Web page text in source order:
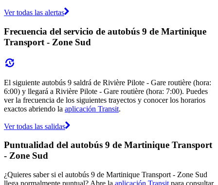
Ver todas las alertas
Frecuencia del servicio de autobús 9 de Martinique
Transport - Zone Sud
El siguiente autobús 9 saldrá de Rivière Pilote - Gare routière (hora:
6:00) y llegará a Rivière Pilote - Gare routière (hora: 7:00). Puedes
ver la frecuencia de los siguientes trayectos y conocer los horarios
exactos abriendo la aplicación Transit.
Ver todas las salidas
Puntualidad del autobús 9 de Martinique Transport
- Zone Sud
¿Quieres saber si el autobús 9 de Martinique Transport - Zone Sud
llega normalmente puntual? Abre la aplicación Transit para consultar